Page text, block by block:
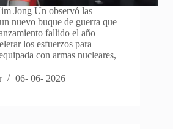
Jong Un observó las
nuevo buque de guerra que
fallido el año
los esfuerzos para
con armas nucleares,
06- 06- 2026